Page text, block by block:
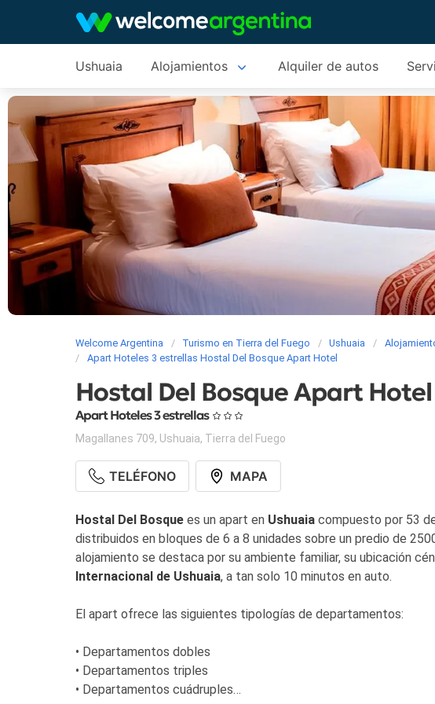
Ushuaia Alojamientos Alquiler de autos
Welcome Argentina Turismo en Tierra del Fuego Ushuaia
Apart Hoteles 3 estrellas Hostal Del Bosque Apart Hotel
Hostal Del Bosque Apart Hotel
Apart Hoteles 3 estrellas
Magallanes 709, Ushuaia, Tierra del Fuego
TELÉFONO MAPA
Hostal Del Bosque es un apart en Ushuaia compuesto por 53
distribuidos en bloques de 6 a 8 unidades sobre un predio de
alojamiento se destaca por su ambiente familiar, su ubicación
Internacional de Ushuaia, a tan solo 10 minutos en auto.
El apart ofrece las siguientes tipologías de departamentos:
• Departamentos dobles
• Departamentos triples
• Departamentos cuádruples